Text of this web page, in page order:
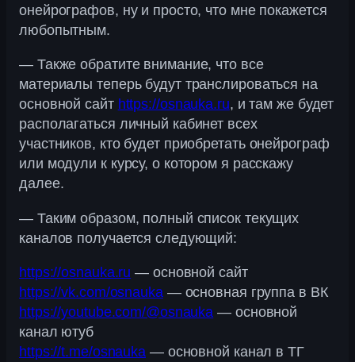
онейрографов, ну и просто, что мне покажется
любопытным.
— Также обратите внимание, что все
материалы теперь будут транслироваться на
основной сайт https://osnauka.ru, и там же будет
располагаться личный кабинет всех
участников, кто будет приобретать онейрограф
или модули к курсу, о котором я расскажу
далее.
— Таким образом, полный список текущих
каналов получается следующий:
https://osnauka.ru — основной сайт
https://vk.com/osnauka — основная группа в ВК
https://youtube.com/@osnauka — основной
канал ютуб
https://t.me/osnauka — основной канал в ТГ